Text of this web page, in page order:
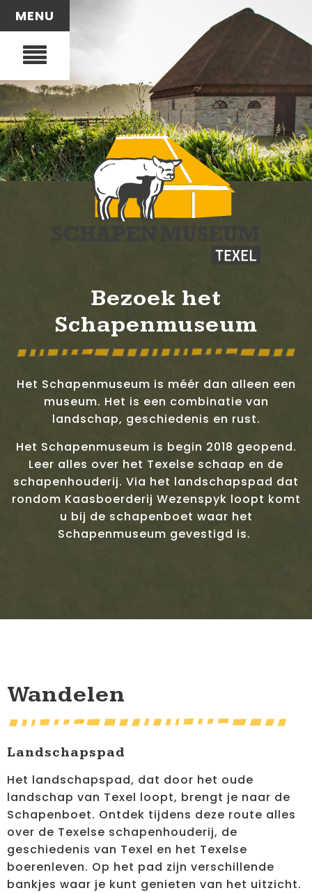
MENU
Bezoek het
Schapenmuseum
Het Schapenmuseum is méér dan alleen een
museum. Het is een combinatie van
landschap, geschiedenis en rust.
Het Schapenmuseum is begin 2018 geopend.
Leer alles over het Texelse schaap en de
schapenhouderij. Via het landschapspad dat
rondom Kaasboerderij Wezenspyk loopt komt
u bij de schapenboet waar het
Schapenmuseum gevestigd is.
Wandelen
Landschapspad
Het landschapspad, dat door het oude
landschap van Texel loopt, brengt je naar de
Schapenboet. Ontdek tijdens deze route alles
over de Texelse schapenhouderij, de
geschiedenis van Texel en het Texelse
boerenleven. Op het pad zijn verschillende
bankjes waar je kunt genieten van het uitzicht.